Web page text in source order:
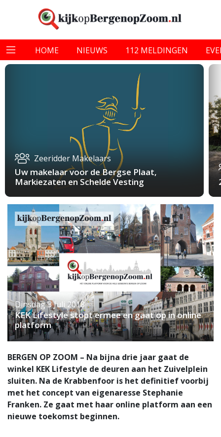
HOME NIEUWS 112 MELDINGEN
Zeeridder Makelaars
Uw makelaar voor de Bergse Plaat,
Markiezaten en Schelde Vesting
Dinsdag 3 Juli 2018
KEK Lifestyle stopt ermee en gaat op in online
platform
BERGEN OP ZOOM – Na bijna drie jaar gaat de
winkel KEK Lifestyle de deuren aan het Zuivelplein
sluiten. Na de Krabbenfoor is het definitief voorbij
met het concept van eigenaresse Stephanie
Franken. Ze gaat met haar online platform aan een
nieuwe toekomst beginnen.